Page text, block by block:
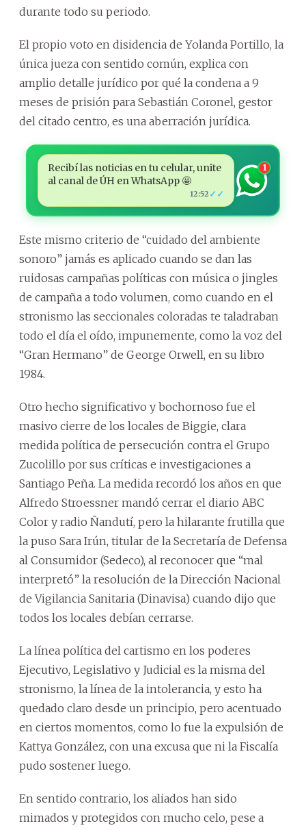
durante todo su periodo.
El propio voto en disidencia de Yolanda Portillo, la
única jueza con sentido común, explica con
amplio detalle jurídico por qué la condena a 9
meses de prisión para Sebastián Coronel, gestor
del citado centro, es una aberración jurídica.
Recibí las noticias en tu celular, unite
al canal de ÚH en WhatsApp 🤩
12:52 ✓✓
1
Este mismo criterio de “cuidado del ambiente
sonoro” jamás es aplicado cuando se dan las
ruidosas campañas políticas con música o jingles
de campaña a todo volumen, como cuando en el
stronismo las seccionales coloradas te taladraban
todo el día el oído, impunemente, como la voz del
“Gran Hermano” de George Orwell, en su libro
1984.
Otro hecho significativo y bochornoso fue el
masivo cierre de los locales de Biggie, clara
medida política de persecución contra el Grupo
Zucolillo por sus críticas e investigaciones a
Santiago Peña. La medida recordó los años en que
Alfredo Stroessner mandó cerrar el diario ABC
Color y radio Ñandutí, pero la hilarante frutilla que
la puso Sara Irún, titular de la Secretaría de Defensa
al Consumidor (Sedeco), al reconocer que “mal
interpretó” la resolución de la Dirección Nacional
de Vigilancia Sanitaria (Dinavisa) cuando dijo que
todos los locales debían cerrarse.
La línea política del cartismo en los poderes
Ejecutivo, Legislativo y Judicial es la misma del
stronismo, la línea de la intolerancia, y esto ha
quedado claro desde un principio, pero acentuado
en ciertos momentos, como lo fue la expulsión de
Kattya González, con una excusa que ni la Fiscalía
pudo sostener luego.
En sentido contrario, los aliados han sido
mimados y protegidos con mucho celo, pese a